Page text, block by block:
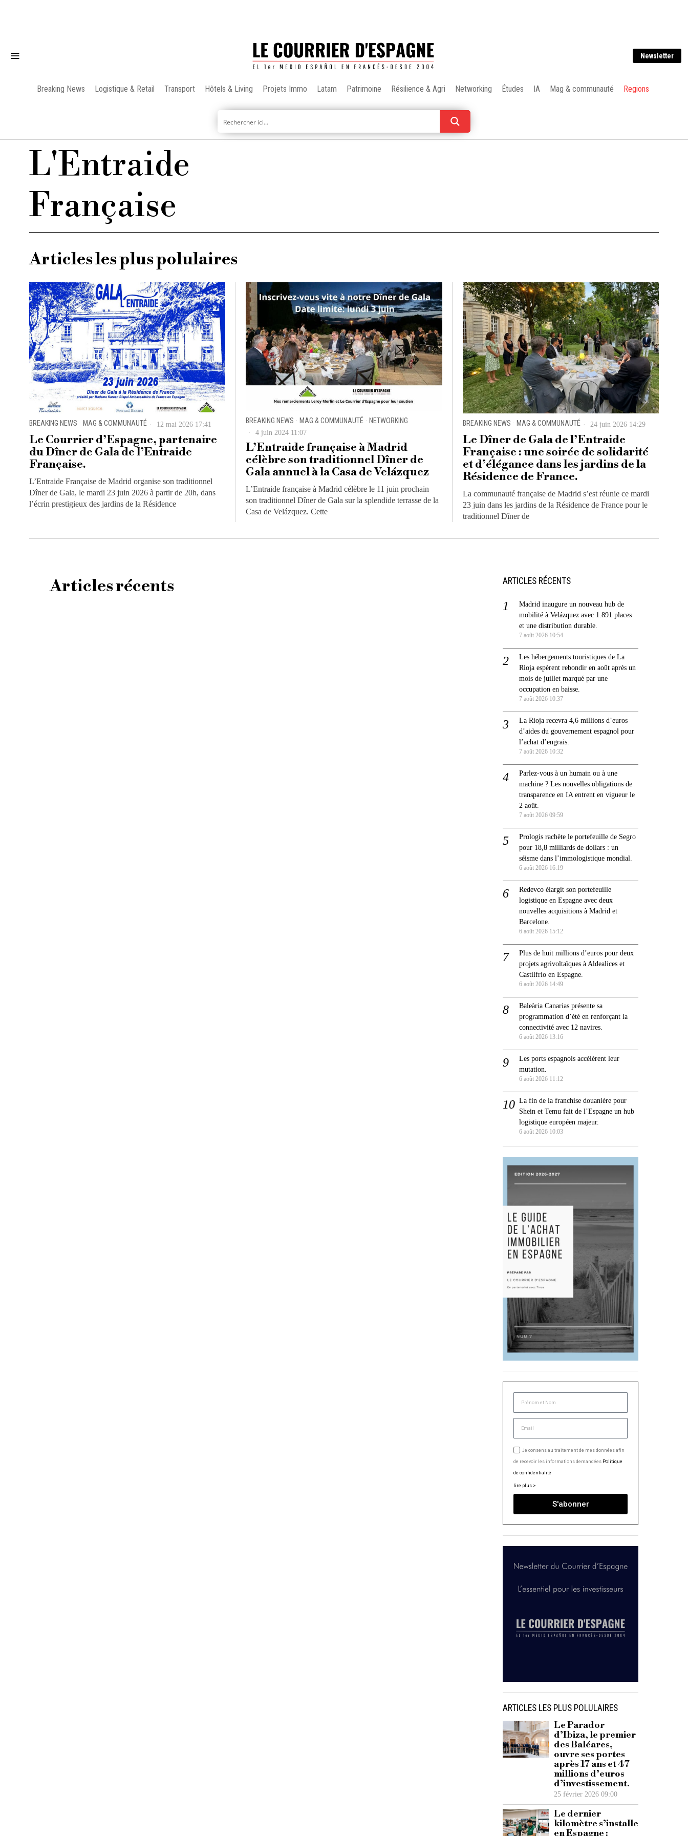
Newsletter
Breaking News Logistique & Retail Transport Hôtels & Living Projets Immo Latam Patrimoine Résilience & Agri Networking Études IA Mag & communauté Regions
L'Entraide
Française
Articles les plus polulaires
BREAKING NEWS · MAG & COMMUNAUTÉ 12 mai 2026 17:41
Le Courrier d’Espagne, partenaire
du Dîner de Gala de l’Entraide
Française.
L’Entraide Française de Madrid organise son traditionnel
Dîner de Gala, le mardi 23 juin 2026 à partir de 20h, dans
l’écrin prestigieux des jardins de la Résidence
BREAKING NEWS · MAG & COMMUNAUTÉ · NETWORKING
4 juin 2024 11:07
L’Entraide française à Madrid
célèbre son traditionnel Dîner de
Gala annuel à la Casa de Velázquez
L’Entraide française à Madrid célèbre le 11 juin prochain
son traditionnel Dîner de Gala sur la splendide terrasse de la
Casa de Velázquez. Cette
BREAKING NEWS · MAG & COMMUNAUTÉ 24 juin 2026 14:29
Le Dîner de Gala de l’Entraide
Française : une soirée de solidarité
et d’élégance dans les jardins de la
Résidence de France.
La communauté française de Madrid s’est réunie ce mardi
23 juin dans les jardins de la Résidence de France pour le
traditionnel Dîner de
Articles récents ARTICLES RÉCENTS
Madrid inaugure un nouveau hub de
mobilité à Velázquez avec 1.891 places
et une distribution durable.
7 août 2026 10:54
Les hébergements touristiques de La
Rioja espèrent rebondir en août après un
mois de juillet marqué par une
occupation en baisse.
7 août 2026 10:37
La Rioja recevra 4,6 millions d’euros
d’aides du gouvernement espagnol pour
l’achat d’engrais.
7 août 2026 10:32
Parlez-vous à un humain ou à une
machine ? Les nouvelles obligations de
transparence en IA entrent en vigueur le
2 août.
7 août 2026 09:59
Prologis rachète le portefeuille de Segro
pour 18,8 milliards de dollars : un
séisme dans l’immologistique mondial.
6 août 2026 16:19
Redevco élargit son portefeuille
logistique en Espagne avec deux
nouvelles acquisitions à Madrid et
Barcelone.
6 août 2026 15:12
Plus de huit millions d’euros pour deux
projets agrivoltaïques à Aldealices et
Castilfrío en Espagne.
6 août 2026 14:49
Baleària Canarias présente sa
programmation d’été en renforçant la
connectivité avec 12 navires.
6 août 2026 13:16
Les ports espagnols accélèrent leur
mutation.
6 août 2026 11:12
La fin de la franchise douanière pour
Shein et Temu fait de l’Espagne un hub
logistique européen majeur.
6 août 2026 10:03
Je consens au traitement de mes données afin
de recevoir les informations demandées.Politique
de confidentialité
lire plus >
S'abonner
ARTICLES LES PLUS POLULAIRES
Le Parador
d’Ibiza, le premier
des Baléares,
ouvre ses portes
après 17 ans et 47
millions d’euros
d’investissement.
25 février 2026 09:00
Le dernier
kilomètre s’installe
en Espagne :